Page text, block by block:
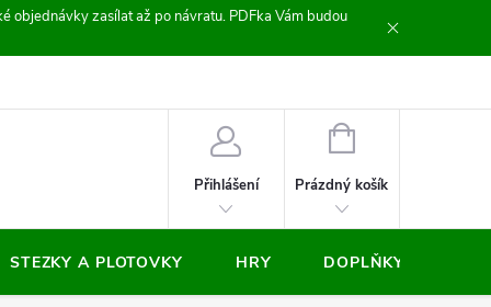
objednávky zasílat až po návratu. PDFka Vám budou
Přihlášení
NÁKUPNÍ
Prázdný košík
STEZKY A PLOTOVKY HRY DOPLŇKY